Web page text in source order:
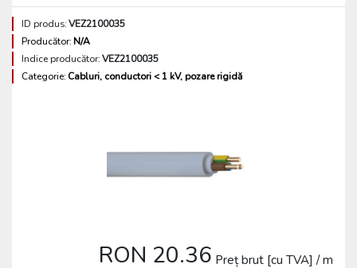
ID produs:VEZ2100035
Producător:N/A
Indice producător:VEZ2100035
Categorie: Cabluri, conductori < 1 kV, pozare rigidă
RON 20.36 Preț brut [cu TVA] / m